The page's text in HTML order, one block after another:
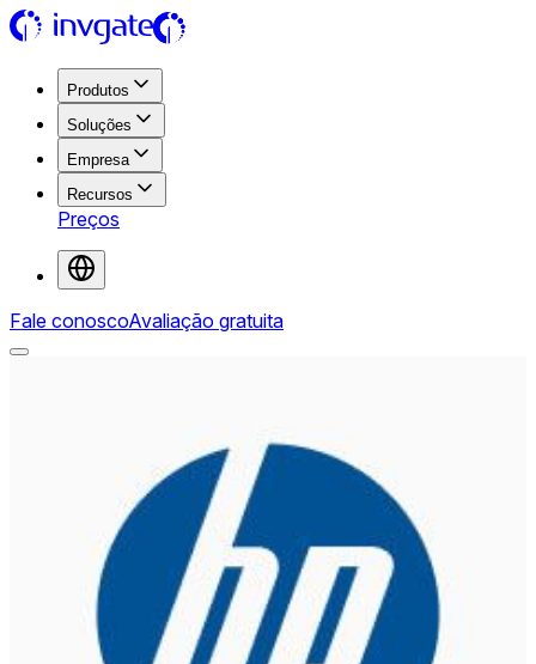
Produtos
Soluções
Empresa
Recursos
Preços
Fale conoscoAvaliação gratuita